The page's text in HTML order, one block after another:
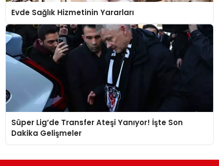
Evde Sağlık Hizmetinin Yararları
Süper Lig’de Transfer Ateşi Yanıyor! İşte Son
Dakika Gelişmeler